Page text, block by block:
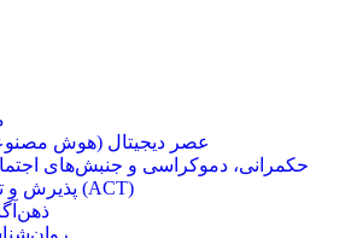
عصر دیجیتال (هوش
حکمرانی، دموکراسی و جنبش‌های
پذیرش و تعهد (ACT)